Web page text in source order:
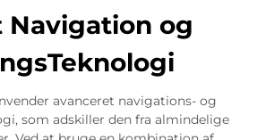
Navigation og
avanceret navigations- og
som adskiller den fra almindelige